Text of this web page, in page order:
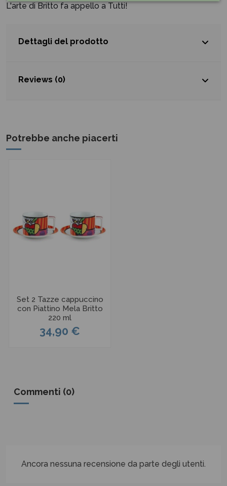
L'arte di Britto fa appello a Tutti!
Dettagli del prodotto
Reviews (0)
Potrebbe anche piacerti
Set 2 Tazze cappuccino
con Piattino Mela Britto
220 ml
34,90 €
Commenti (0)
Ancora nessuna recensione da parte degli utenti.